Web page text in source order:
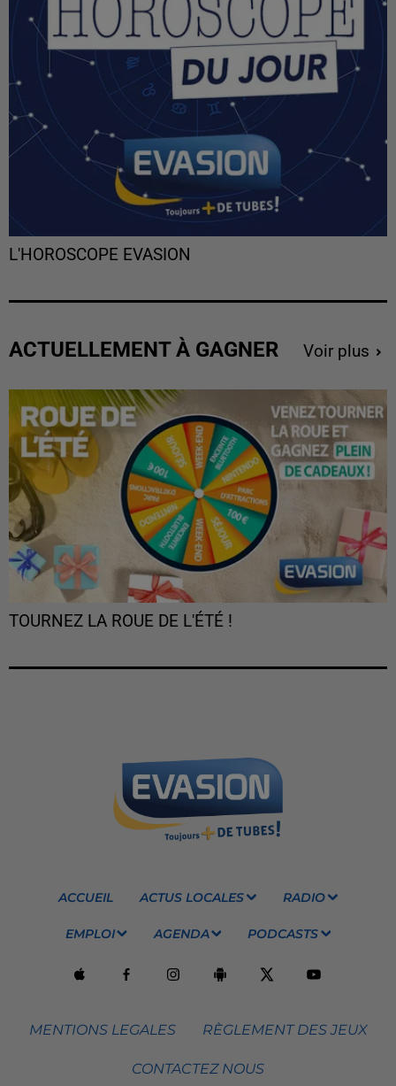
L'HOROSCOPE EVASION
ACTUELLEMENT À GAGNER Voir plus
TOURNEZ LA ROUE DE L'ÉTÉ !
ACCUEIL ACTUS LOCALES RADIO
EMPLOI AGENDA PODCASTS
MENTIONS LEGALES RÈGLEMENT DES JEUX
CONTACTEZ NOUS